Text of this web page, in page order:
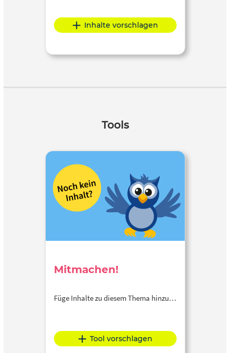
Inhalte vorschlagen
Tools
Mitmachen!
Füge Inhalte zu diesem Thema hinzu…
Tool vorschlagen